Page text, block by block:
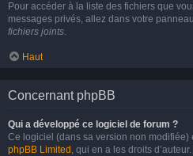
Pour accéder à la liste des fichiers que
messages privés, allez dans votre
fichiers joints.
Haut
Concernant phpBB
Qui a développé ce logiciel de forum ?
Ce logiciel (dans sa version non
phpBB Limited , qui en a les droits